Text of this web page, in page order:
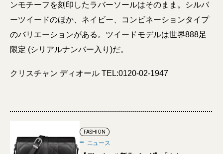
ンモチーフを刻印したラバーソールはそのまま。シルバ
ーツイードのほか、ネイビー、コンビネーションタイプ
のバリエーションがある。ツイードモデルは世界888足
限定 (シリアルナンバー入り)だ。
クリスチャン ディオール TEL:0120-02-1947
FASHION
ニュース